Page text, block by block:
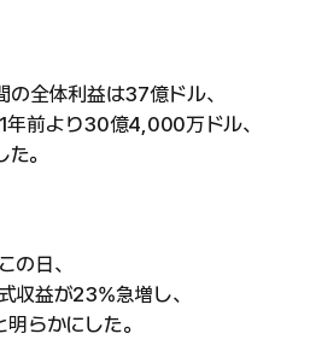
全体利益は37億ドル、
年前より30億4,000万ドル、
。
の日、
収益が23%急増し、
らかにした。